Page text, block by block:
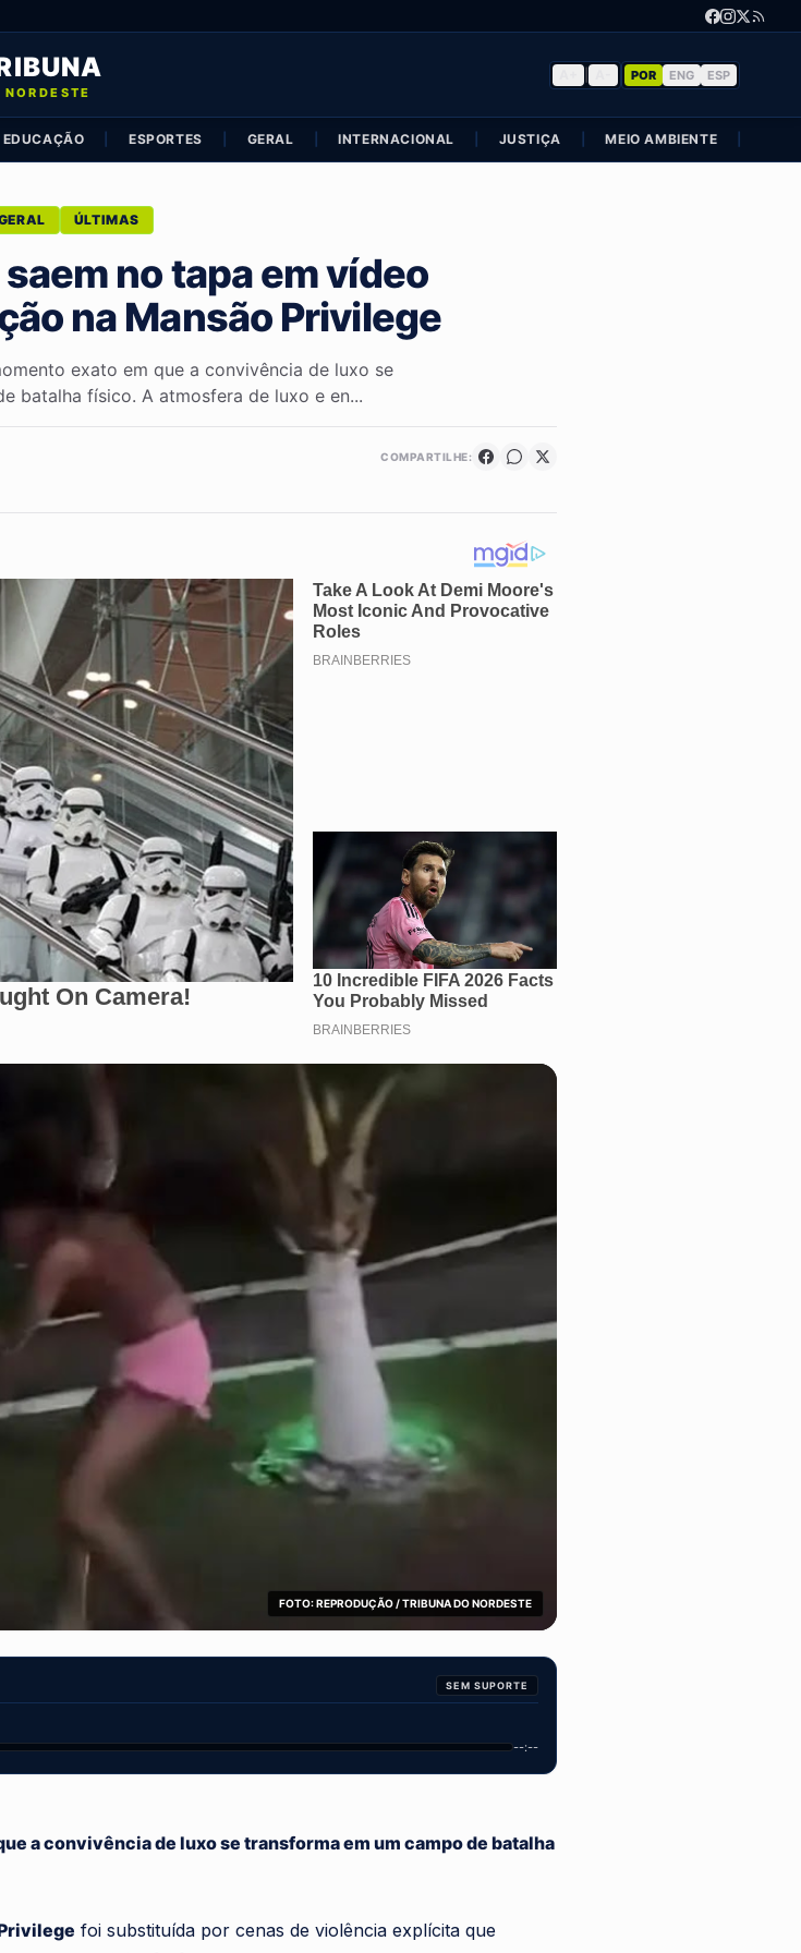
NORDESTE
POR ENG ESP
EDUCAÇÃO ESPORTES GERAL INTERNACIONAL JUSTIÇA MEIO AMBIENTE
ÚLTIMAS
no tapa em vídeo
na Mansão Privilege
exato em que a convivência de luxo se
batalha físico. A atmosfera de luxo e en...
COMPARTILHE:
FOTO: REPRODUÇÃO / TRIBUNA DO NORDESTE
SEM SUPORTE
--:--
a convivência de luxo se transforma em um campo de batalha
foi substituída por cenas de violência explícita que